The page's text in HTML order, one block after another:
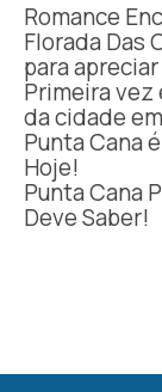
Romance
Florada Das
para apreciar
Primeira vez
da cidade
Punta Cana
Hoje!
Punta Cana
Deve Saber!